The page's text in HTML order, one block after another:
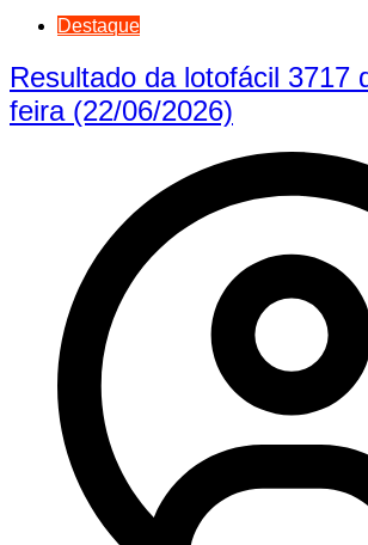
Destaque
Resultado da lotofácil 3717
feira (22/06/2026)